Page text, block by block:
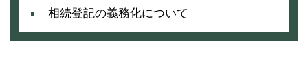
相続登記の義務化について